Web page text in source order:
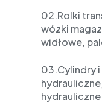
02.Rolki
wózki
widłowe,
03.Cylindry
hydrauliczne